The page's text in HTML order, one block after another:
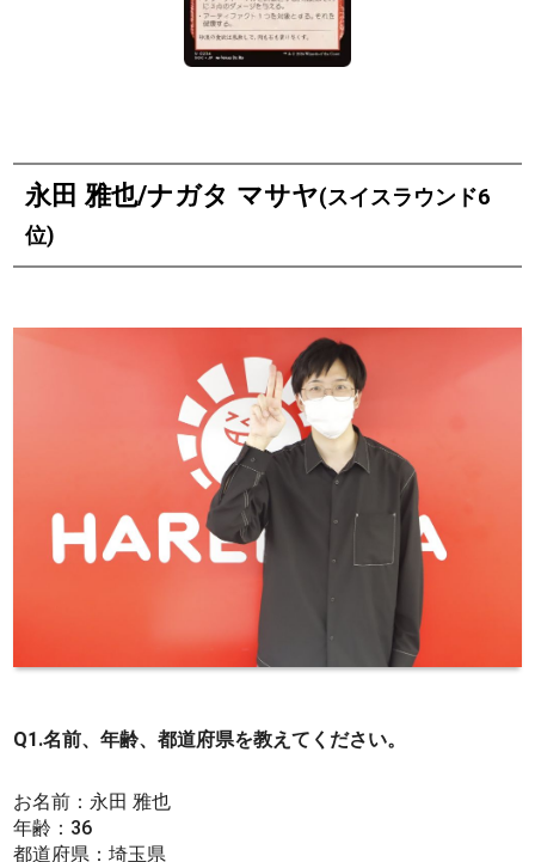
永田 雅也/ナガタ マサヤ(スイスラウンド6
位)
Q1.名前、年齢、都道府県を教えてください。
お名前：永田 雅也
年齢：36
都道府県：埼玉県